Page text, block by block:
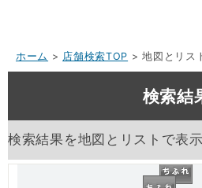
ホーム > 店舗検索TOP > 地図とリス
検索結
検索結果を地図とリストで表